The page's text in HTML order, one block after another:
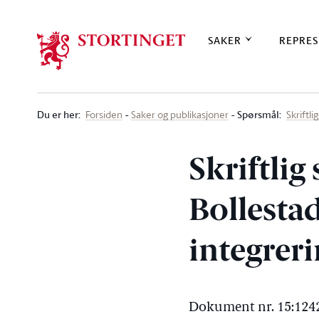
SAKER
Du er her: Forsiden Saker og publikasjoner Spørsmål:
Skriftlig
Dokument nr.